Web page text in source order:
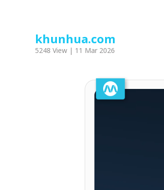
khunhua.com
5248 View | 11 Mar 2026